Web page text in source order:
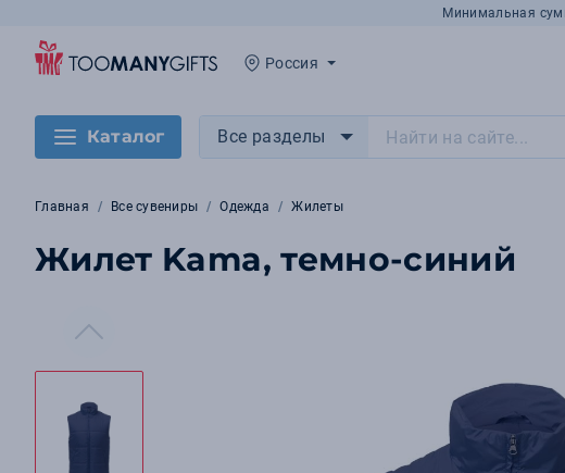
Минимальная
Россия
Каталог Все разделы
Главная Все сувениры Одежда Жилеты
Жилет Kama, темно-синий